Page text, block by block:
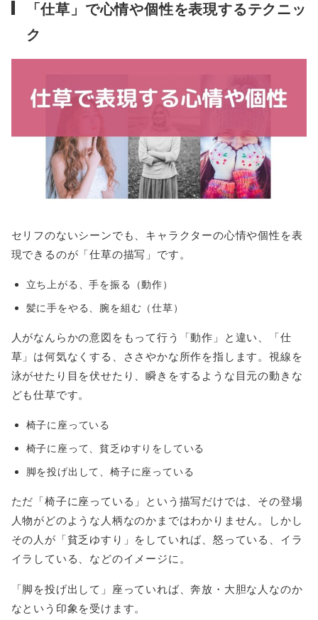
「仕草」で心情や個性を表現するテクニッ
ク
セリフのないシーンでも、キャラクターの心情や個性を表
現できるのが「仕草の描写」です。
立ち上がる、手を振る（動作）
髪に手をやる、腕を組む（仕草）
人がなんらかの意図をもって行う「動作」と違い、「仕
草」は何気なくする、ささやかな所作を指します。視線を
泳がせたり目を伏せたり、瞬きをするような目元の動きな
ども仕草です。
椅子に座っている
椅子に座って、貧乏ゆすりをしている
脚を投げ出して、椅子に座っている
ただ「椅子に座っている」という描写だけでは、その登場
人物がどのような人柄なのかまではわかりません。しかし
その人が「貧乏ゆすり」をしていれば、怒っている、イラ
イラしている、などのイメージに。
「脚を投げ出して」座っていれば、奔放・大胆な人なのか
なという印象を受けます。